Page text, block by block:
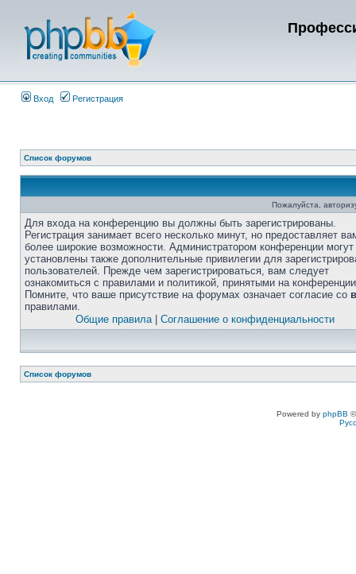
Вход Регистрация
Список форумов
Пожалуйста,
Для входа на конференцию вы должны быть зарегистрированы.
Регистрация занимает всего несколько минут, но предоставляет
более широкие возможности. Администратором конференции
установлены также дополнительные привилегии для
пользователей. Прежде чем зарегистрироваться, вам следует
ознакомиться с правилами и политикой, принятыми на
Помните, что ваше присутствие на форумах означает согласие со
правилами.
Общие правила| Соглашение о конфиденциальности
Список форумов
Powered by phpBB